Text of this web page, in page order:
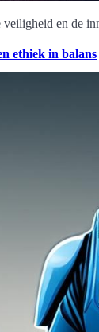
en de
ethiek in balans